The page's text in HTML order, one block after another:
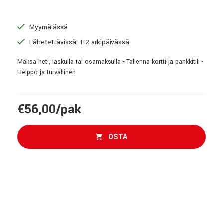
Myymälässä
Lähetettävissä: 1-2 arkipäivässä
Maksa heti, laskulla tai osamaksulla - Tallenna kortti ja pankkitili -
Helppo ja turvallinen
€56,00/pak
OSTA